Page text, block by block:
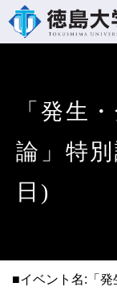
「発生
論」特
日)
■イベント名:「